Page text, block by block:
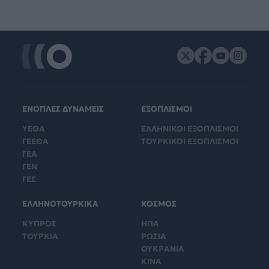
ΕΝΟΠΛΕΣ ΔΥΝΑΜΕΙΣ
ΥΕΘΑ
ΓΕΕΘΑ
ΓΕΑ
ΓΕΝ
ΓΕΣ
ΕΞΟΠΛΙΣΜΟΙ
ΕΛΛΗΝΙΚΟΙ ΕΞΟΠΛΙΣΜΟΙ
ΤΟΥΡΚΙΚΟΙ ΕΞΟΠΛΙΣΜΟΙ
ΕΛΛΗΝΟΤΟΥΡΚΙΚΑ
ΚΥΠΡΟΣ
ΤΟΥΡΚΙΑ
ΚΟΣΜΟΣ
ΗΠΑ
ΡΩΣΙΑ
ΟΥΚΡΑΝΙΑ
ΚΙΝΑ